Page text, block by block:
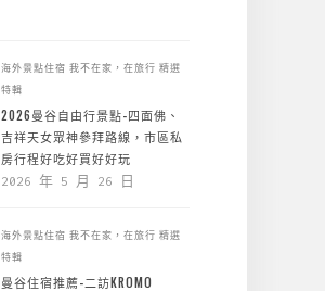
海外景點住宿 我不在家，在旅行 精選
特輯
2026曼谷自由行景點-四面佛、
吉祥天女眾神參拜路線，市區私
房行程好吃好買好好玩
2026 年 5 月 26 日
海外景點住宿 我不在家，在旅行 精選
特輯
曼谷住宿推薦-二訪KROMO